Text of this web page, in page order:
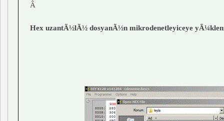
Â
Hex uzantÃ½lÃ½ dosyanÃ½n mikrodenetleyiceye